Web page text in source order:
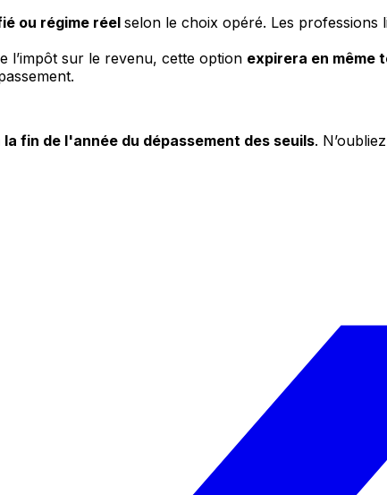
ou régime réel selon le choix opéré. Les professions
l’impôt sur le revenu, cette option expirera en même
fin de l'année du dépassement des seuils.